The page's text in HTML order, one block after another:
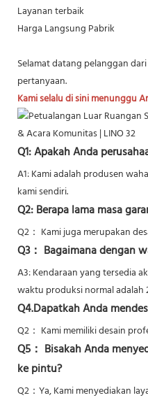
Layanan terbaik
Harga Langsung Pabrik
Selamat datang pelanggan
pertanyaan.
Kami selalu di sini menunggu
Q1: Apakah Anda
A1: Kami adalah produsen
kami sendiri.
Q2: Berapa lama masa
Q2： Kami juga merupakan
Q3： Bagaimana dengan
A3: Kendaraan yang tersedia
waktu produksi normal adalah
Q4.Dapatkah Anda
Q2： Kami memiliki desain
Q5： Bisakah Anda
ke pintu?
Q2：Ya,Kami menyediakan